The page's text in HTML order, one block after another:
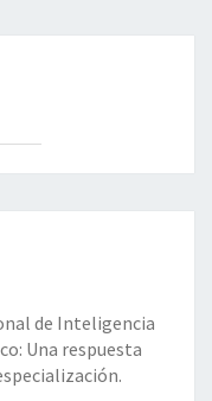
de Inteligencia
Una respuesta